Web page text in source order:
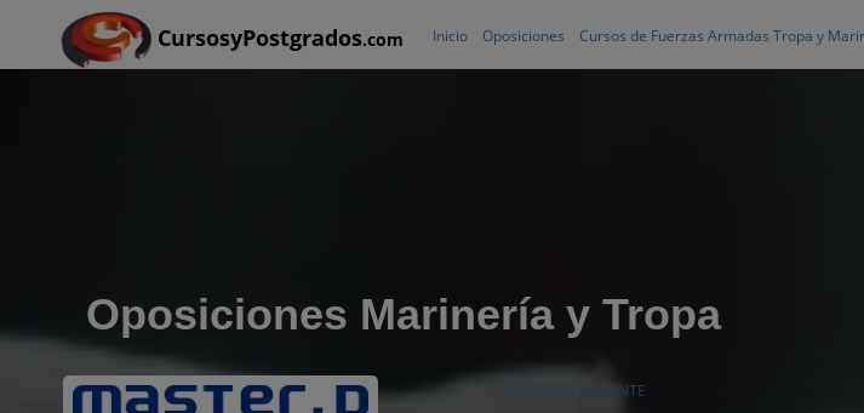
CursosyPostgrados.com Inicio Oposiciones Cursos de Fuerzas Armadas Tropa y
Oposiciones Marinería y Tropa
MASTER D DAVANTE